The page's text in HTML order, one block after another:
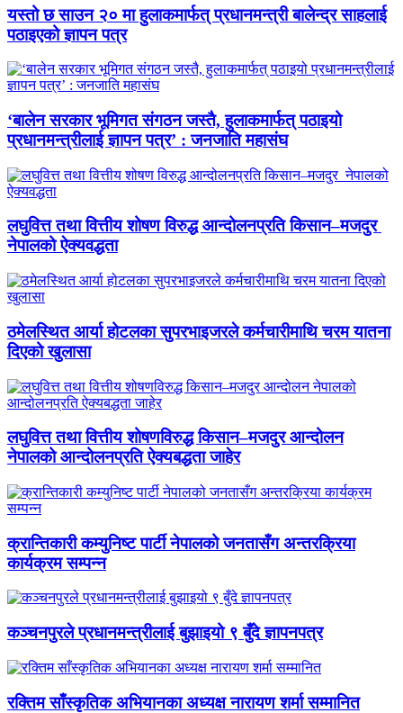
यस्तो छ साउन २० मा हुलाकमार्फत् प्रधानमन्त्री बालेन्द्र साहलाई
पठाइएको ज्ञापन पत्र
‘बालेन सरकार भूमिगत संगठन जस्तै, हुलाकमार्फत् पठाइयो
प्रधानमन्त्रीलाई ज्ञापन पत्र’ : जनजाति महासंघ
लघुवित्त तथा वित्तीय शोषण विरुद्ध आन्दोलनप्रति किसान–मजदुर
नेपालको ऐक्यवद्धता
ठमेलस्थित आर्या होटलका सुपरभाइजरले कर्मचारीमाथि चरम यातना
दिएको खुलासा
लघुवित्त तथा वित्तीय शोषणविरुद्ध किसान–मजदुर आन्दोलन
नेपालको आन्दोलनप्रति ऐक्यबद्धता जाहेर
क्रान्तिकारी कम्युनिष्ट पार्टी नेपालको जनतासँग अन्तरक्रिया
कार्यक्रम सम्पन्न
कञ्चनपुरले प्रधानमन्त्रीलाई बुझाइयो ९ बुँदे ज्ञापनपत्र
रक्तिम साँस्कृतिक अभियानका अध्यक्ष नारायण शर्मा सम्मानित